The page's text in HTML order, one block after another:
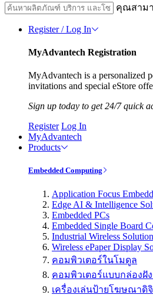
คุณสาม
Register / Log In
MyAdvantech Registration
MyAdvantech is a personalized
invitations and special eStore
Sign up today to get 24/7 quick
Register Log In
MyAdvantech
Products
Embedded Computing
Application Focus
Edge AI & Intelligence
Embedded PCs
Embedded Single Board
Industrial Wireless
Wireless ePaper Display
คอมพิวเตอร์ในโมดูล
คอมพิวเตอร์แบบกล่องฝังตั
เครื่องเล่นป้ายโฆษณาดิจิ